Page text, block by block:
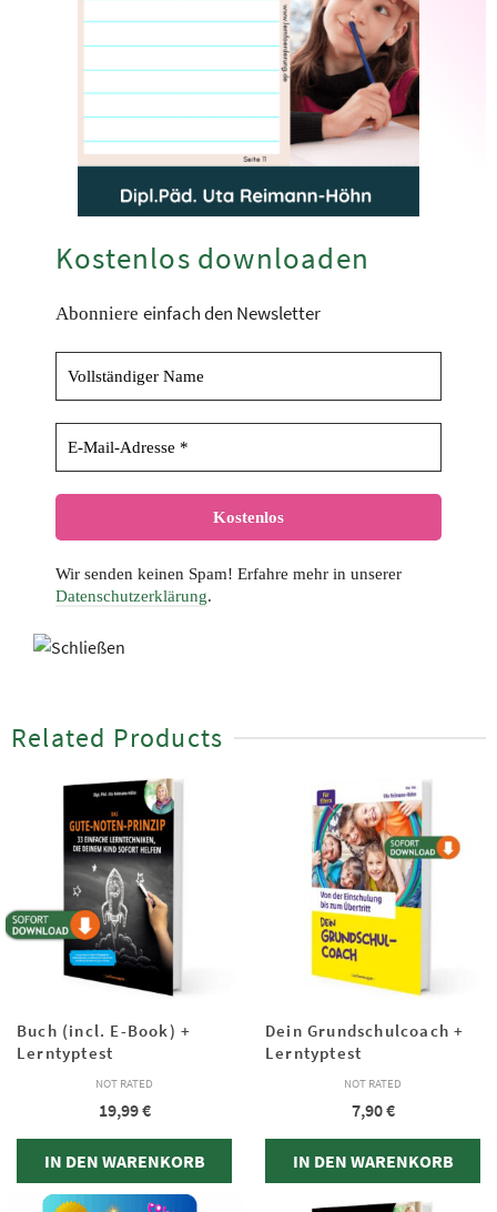
Kostenlos downloaden
Abonniere einfach den Newsletter
Wir senden keinen Spam! Erfahre mehr in unserer
Datenschutzerklärung.
Related Products
Buch (incl. E-Book) +
Lerntyptest
NOT RATED
19,99€
IN DEN WARENKORB
Dein Grundschulcoach +
Lerntyptest
NOT RATED
7,90€
IN DEN WARENKORB